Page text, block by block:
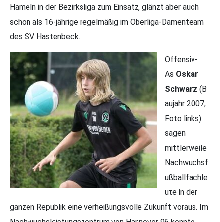
Hameln in der Bezirksliga zum Einsatz, glänzt aber auch
schon als 16-jährige regelmäßig im Oberliga-Damenteam
des SV Hastenbeck.
Offensiv-
As Oskar
Schwarz (B
aujahr 2007,
Foto links)
sagen
mittlerweile
Nachwuchsf
ußballfachle
ute in der
ganzen Republik eine verheißungsvolle Zukunft voraus. Im